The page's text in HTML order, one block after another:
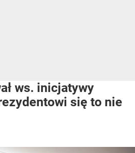
ws. inicjatywy
się to nie